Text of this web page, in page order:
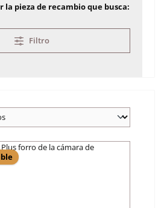
pieza de recambio que busca:
Filtro